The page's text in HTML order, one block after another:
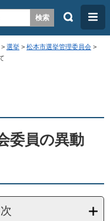
検
メ
ニ
ュ
> 選挙 > 松本市選挙管理委員会 >
委員の異動